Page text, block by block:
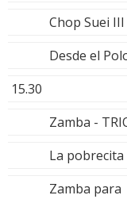
Chop Suei III
Desde el
15.30
Zamba -
La pobrecita
Zamba para